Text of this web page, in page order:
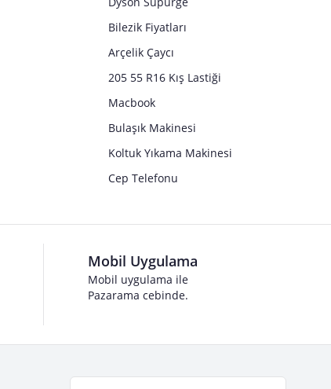
Bilezik Fiyatları
Arçelik Çaycı
205 55 R16 Kış Lastiği
Macbook
Bulaşık Makinesi
Koltuk Yıkama Makinesi
Cep Telefonu
Mobil Uygulama
Mobil uygulama ile
Pazarama cebinde.